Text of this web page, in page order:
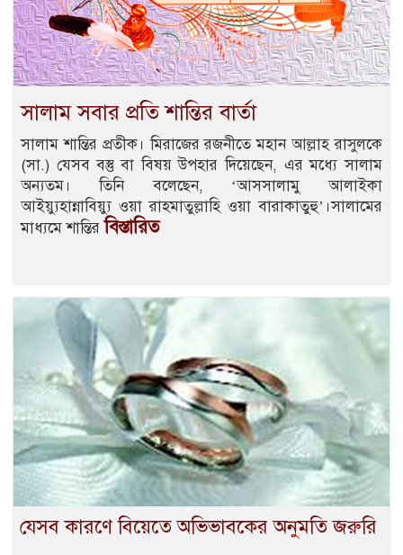
সালাম সবার প্রতি শান্তির বার্তা
সালাম শান্তির প্রতীক। মিরাজের রজনীতে মহান আল্লাহ রাসুলকে
(সা.) যেসব বস্তু বা বিষয় উপহার দিয়েছেন, এর মধ্যে সালাম
অন্যতম। তিনি বলেছেন, ‘আসসালামু আলাইকা
আইয়্যুহান্নাবিয়্যু ওয়া রাহমাতুল্লাহি ওয়া বারাকাতুহু’।সালামের
মাধ্যমে শান্তিরবিস্তারিত
যেসব কারণে বিয়েতে অভিভাবকের অনুমতি জরুরি